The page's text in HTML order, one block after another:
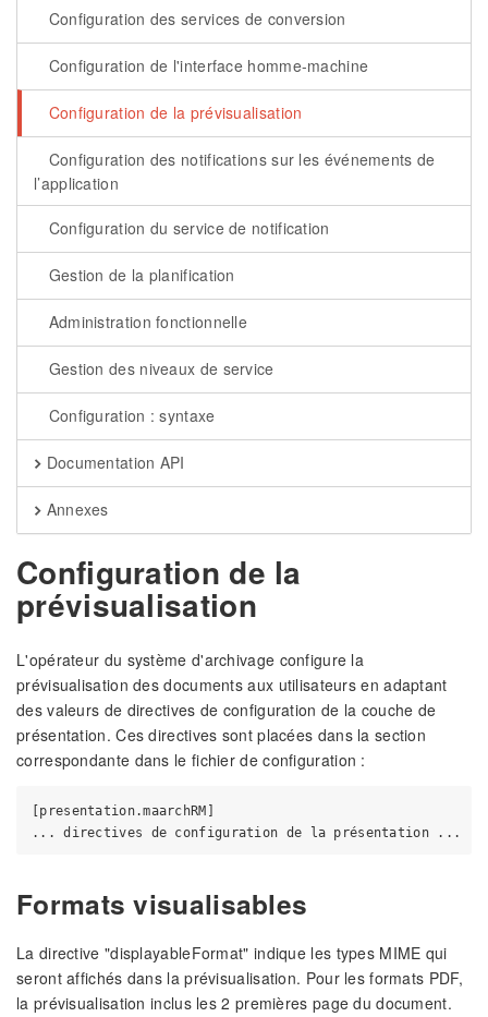
Configuration des services de conversion
Configuration de l'interface homme-machine
Configuration de la prévisualisation
Configuration des notifications sur les événements de
l’application
Configuration du service de notification
Gestion de la planification
Administration fonctionnelle
Gestion des niveaux de service
Configuration : syntaxe
Documentation API
Annexes
Configuration de la
prévisualisation
L'opérateur du système d'archivage configure la
prévisualisation des documents aux utilisateurs en adaptant
des valeurs de directives de configuration de la couche de
présentation. Ces directives sont placées dans la section
correspondante dans le fichier de configuration :
[presentation.maarchRM]
Formats visualisables
La directive "displayableFormat" indique les types MIME qui
seront affichés dans la prévisualisation. Pour les formats PDF,
la prévisualisation inclus les 2 premières page du document.